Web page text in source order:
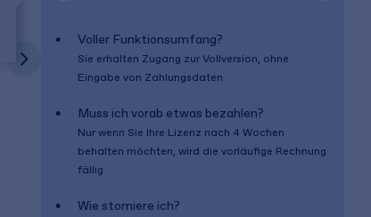
Voller Funktionsumfang?
Sie erhalten Zugang zur Vollversion, ohne
Eingabe von Zahlungsdaten
Muss ich vorab etwas bezahlen?
Nur wenn Sie Ihre Lizenz nach 4 Wochen
behalten möchten, wird die vorläufige Rechnung
fällig
Wie storniere ich?